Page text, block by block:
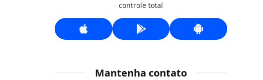
controle total
Mantenha contato